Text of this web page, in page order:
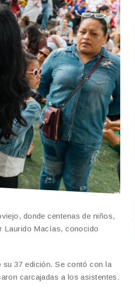
donde centenas de niños,
Laurido Macías, conocido
37 edición. Se contó con la
carcajadas a los asistentes.